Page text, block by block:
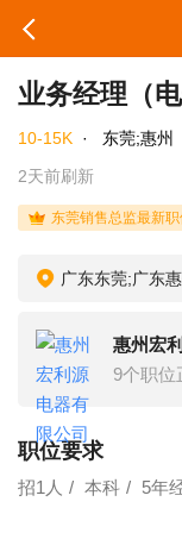
业务经理（
10-15K ·
东莞;惠州
2天前刷新
东莞销售总监最新职
广东东莞;广东
惠州宏
9个职位
职位要求
招1人 本科 5年